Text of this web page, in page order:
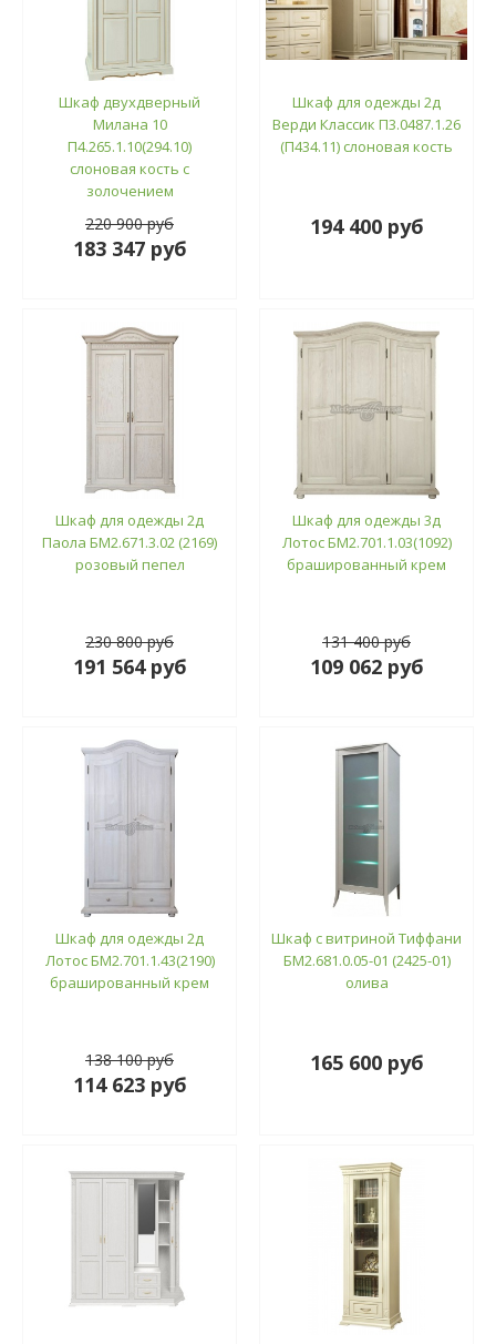
Шкаф двухдверный
Милана 10
П4.265.1.10(294.10)
слоновая кость с
золочением
220 900 руб
183 347 руб
Шкаф для одежды 2д
Верди Классик П3.0487.1.26
(П434.11) слоновая кость
194 400 руб
Шкаф для одежды 2д
Паола БМ2.671.3.02 (2169)
розовый пепел
230 800 руб
191 564 руб
Шкаф для одежды 3д
Лотос БМ2.701.1.03(1092)
брашированный крем
131 400 руб
109 062 руб
Шкаф для одежды 2д
Лотос БМ2.701.1.43(2190)
брашированный крем
138 100 руб
114 623 руб
Шкаф с витриной Тиффани
БМ2.681.0.05-01 (2425-01)
олива
165 600 руб